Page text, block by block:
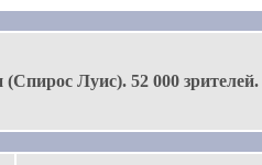
(Спирос Луис).52 000 зрителей.